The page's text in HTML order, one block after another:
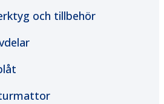
och tillbehör